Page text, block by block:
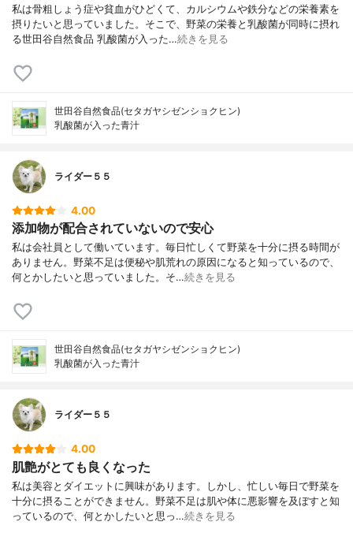
私は骨粗しょう症や貧血がひどくて、カルシウムや鉄分などの栄養素を
摂りたいと思っていました。そこで、野菜の栄養と乳酸菌が同時に摂れ
る世田谷自然食品 乳酸菌が入った…続きを見る
世田谷自然食品(セタガヤシゼンショクヒン)
乳酸菌が入った青汁
ライダー５５
4.00
添加物が配合されていないので安心
私は会社員として働いています。毎日忙しくて野菜を十分に摂る時間が
ありません。野菜不足は便秘や肌荒れの原因になると知っているので、
何とかしたいと思っていました。そ…続きを見る
世田谷自然食品(セタガヤシゼンショクヒン)
乳酸菌が入った青汁
ライダー５５
4.00
肌艶がとても良くなった
私は美容とダイエットに興味があります。しかし、忙しい毎日で野菜を
十分に摂ることができません。野菜不足は肌や体に悪影響を及ぼすと知
っているので、何とかしたいと思っ…続きを見る